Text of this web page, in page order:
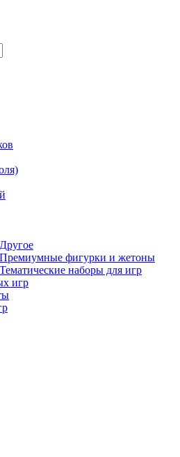
Премиумные фигурки и жетоны
наборы для игр
игр